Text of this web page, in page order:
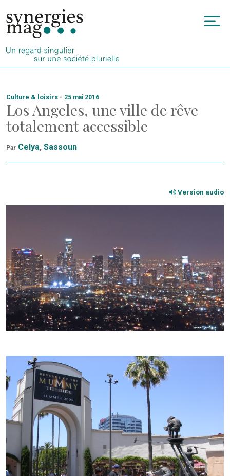
au
contenu
Culture & loisirs - 25 mai 2016
Los Angeles, une ville de rêve
totalement accessible
Par Celya, Sassoun
Version audio